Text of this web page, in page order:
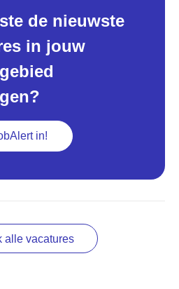
de nieuwste
in jouw
in!
alle vacatures